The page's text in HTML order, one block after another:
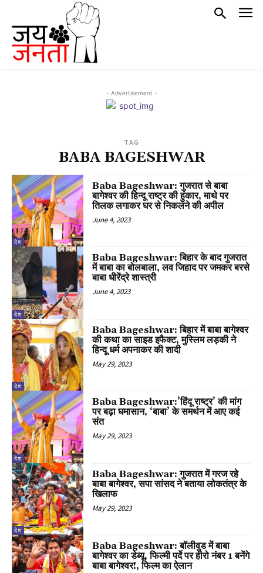
- Advertisement -
TAG
BABA BAGESHWAR
देश
Baba Bageshwar: गुजरात से बाबा
बागेश्वर की हिन्दू राष्ट्र की हुंकार, माथे पर
तिलक लगाकर घर से निकलने की अपील
June 4, 2023
देश
Baba Bageshwar: बिहार के बाद गुजरात
में बाबा का बोलबाला, लव जिहाद पर जमकर बरसे
बाबा धीरेंद्रे शास्त्री
June 4, 2023
देश
Baba Bageshwar: बिहार में बाबा बागेश्वर
की कथा का साइड इफैक्ट, मुस्लिम लड़की ने
हिन्दू धर्म अपनाकर की शादी
May 29, 2023
देश
Baba Bageshwar:’हिंदू राष्ट्र’ की मांग
पर बढ़ा घमासान, ‘बाबा’ के समर्थन में आए कई
संत
May 29, 2023
देश
Baba Bageshwar: गुजरात में गरज रहे
बाबा बागेश्वर, सपा सांसद ने बताया लोकतंत्र के
खिलाफ
May 29, 2023
Baba Bageshwar: बॉलीवुड में बाबा
बागेश्वर का डेब्यू, फिल्मी पर्दे पर हीरो नंबर 1 बनेंगे
बाबा बागेश्वर!, फिल्म का ऐलान